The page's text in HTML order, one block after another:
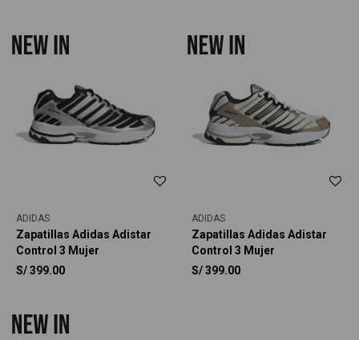
ADIDAS
Zapatillas Adidas Adistar
Control 3 Mujer
S/399.00
ADIDAS
Zapatillas Adidas Adistar
Control 3 Mujer
S/399.00